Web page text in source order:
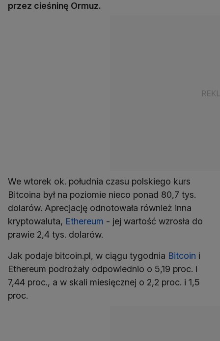
przez cieśninę Ormuz.
We wtorek ok. południa czasu polskiego kurs
Bitcoina był na poziomie nieco ponad 80,7 tys.
dolarów. Aprecjację odnotowała również inna
kryptowaluta, Ethereum - jej wartość wzrosła do
prawie 2,4 tys. dolarów.
Jak podaje bitcoin.pl, w ciągu tygodnia Bitcoin i
Ethereum podrożały odpowiednio o 5,19 proc. i
7,44 proc., a w skali miesięcznej o 2,2 proc. i 1,5
proc.